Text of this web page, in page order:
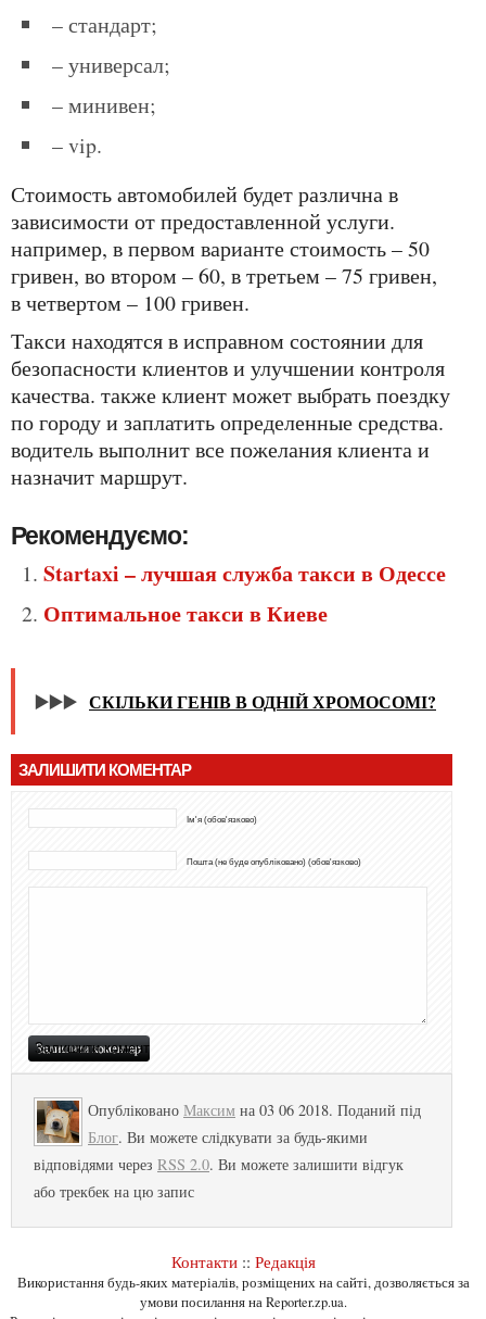
– стандарт;
– универсал;
– минивен;
– vip.
стоимость автомобилей будет различна в
зависимости от предоставленной услуги.
например, в первом варианте стоимость – 50
гривен, во втором – 60, в третьем – 75 гривен,
в четвертом – 100 гривен.
такси находятся в исправном состоянии для
безопасности клиентов и улучшении контроля
качества. также клиент может выбрать поездку
по городу и заплатить определенные средства.
водитель выполнит все пожелания клиента и
назначит маршрут.
Рекомендуємо:
Startaxi – лучшая служба такси в Одессе
Оптимальное такси в Киеве
▶️▶️▶️ СКІЛЬКИ ГЕНІВ В ОДНІЙ ХРОМОСОМІ?
ЗАЛИШИТИ КОМЕНТАР
Ім'я (обов'язково)
Пошта (не буде опубліковано) (обов'язково)
Опубліковано Максим на 03 06 2018. Поданий під
Блог. Ви можете слідкувати за будь-якими
відповідями через RSS 2.0. Ви можете залишити відгук
або трекбек на цю запис
Контакти:: Редакція
Використання будь-яких матеріалів, розміщених на сайті, дозволяється за
умови посилання на Reporter.zp.ua.